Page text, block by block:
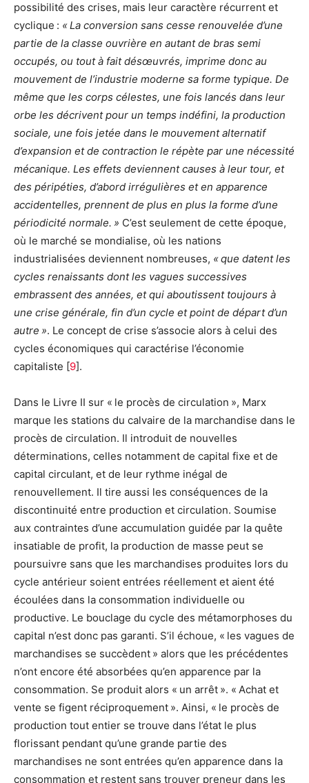
possibilité des crises, mais leur caractère récurrent et
cyclique : « La conversion sans cesse renouvelée d’une
partie de la classe ouvrière en autant de bras semi
occupés, ou tout à fait désœuvrés, imprime donc au
mouvement de l’industrie moderne sa forme typique. De
même que les corps célestes, une fois lancés dans leur
orbe les décrivent pour un temps indéfini, la production
sociale, une fois jetée dans le mouvement alternatif
d’expansion et de contraction le répète par une nécessité
mécanique. Les effets deviennent causes à leur tour, et
des péripéties, d’abord irrégulières et en apparence
accidentelles, prennent de plus en plus la forme d’une
périodicité normale. » C’est seulement de cette époque,
où le marché se mondialise, où les nations
industrialisées deviennent nombreuses, « que datent les
cycles renaissants dont les vagues successives
embrassent des années, et qui aboutissent toujours à
une crise générale, fin d’un cycle et point de départ d’un
autre ». Le concept de crise s’associe alors à celui des
cycles économiques qui caractérise l’économie
capitaliste [9].
Dans le Livre II sur « le procès de circulation », Marx
marque les stations du calvaire de la marchandise dans le
procès de circulation. Il introduit de nouvelles
déterminations, celles notamment de capital fixe et de
capital circulant, et de leur rythme inégal de
renouvellement. Il tire aussi les conséquences de la
discontinuité entre production et circulation. Soumise
aux contraintes d’une accumulation guidée par la quête
insatiable de profit, la production de masse peut se
poursuivre sans que les marchandises produites lors du
cycle antérieur soient entrées réellement et aient été
écoulées dans la consommation individuelle ou
productive. Le bouclage du cycle des métamorphoses du
capital n’est donc pas garanti. S’il échoue, « les vagues de
marchandises se succèdent » alors que les précédentes
n’ont encore été absorbées qu’en apparence par la
consommation. Se produit alors « un arrêt ». « Achat et
vente se figent réciproquement ». Ainsi, « le procès de
production tout entier se trouve dans l’état le plus
florissant pendant qu’une grande partie des
marchandises ne sont entrées qu’en apparence dans la
consommation et restent sans trouver preneur dans les